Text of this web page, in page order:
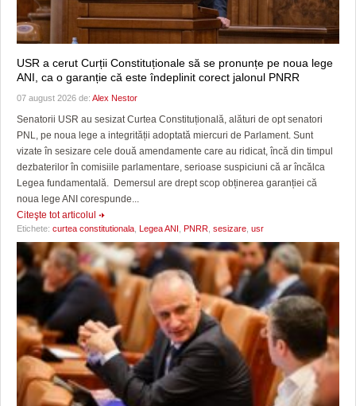
USR a cerut Curții Constituționale să se pronunțe pe noua lege
ANI, ca o garanție că este îndeplinit corect jalonul PNRR
07 august 2026 de: Alex Nestor
Senatorii USR au sesizat Curtea Constituțională, alături de opt senatori
PNL, pe noua lege a integrității adoptată miercuri de Parlament. Sunt
vizate în sesizare cele două amendamente care au ridicat, încă din timpul
dezbaterilor în comisiile parlamentare, serioase suspiciuni că ar încălca
Legea fundamentală. Demersul are drept scop obținerea garanției că
noua lege ANI corespunde...
Citeşte tot articolul
Etichete: curtea constitutionala Legea ANI PNRR sesizare usr